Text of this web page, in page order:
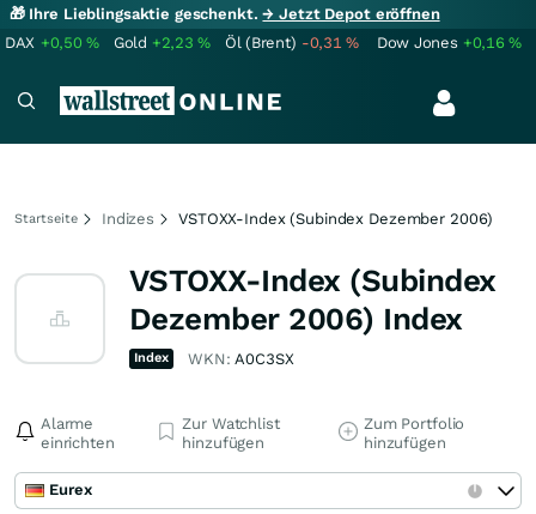
🎁 Ihre Lieblingsaktie geschenkt.→ Jetzt Depot eröffnen
DAX +0,50% Gold +2,23% Öl (Brent) -0,31% Dow Jones +0,16%
Startseite Indizes VSTOXX-Index (Subindex Dezember 2006)
VSTOXX-Index (Subindex
Dezember 2006) Index
Index WKN:A0C3SX
Alarme
einrichten
Zur Watchlist
hinzufügen
Zum Portfolio
hinzufügen
Eurex